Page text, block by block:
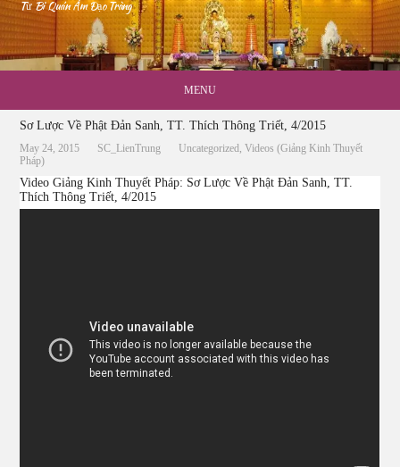
Từ Bi Quán Âm Đạo Tràng
MENU
Sơ Lược Về Phật Đản Sanh, TT. Thích Thông Triết, 4/2015
May 24, 2015 SC_LienTrung Uncategorized ,Videos (Giảng Kinh Thuyết
Pháp)
Video Giảng Kinh Thuyết Pháp: Sơ Lược Về Phật Đản Sanh, TT.
Thích Thông Triết, 4/2015